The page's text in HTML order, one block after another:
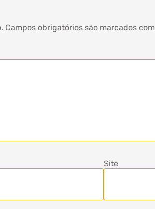
Campos obrigatórios são marcados com
Site